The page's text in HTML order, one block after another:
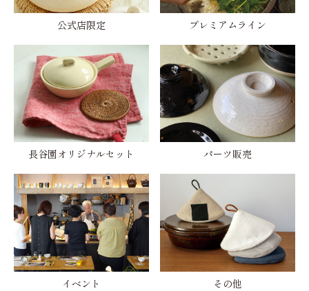
公式店限定 プレミアムライン
長谷園オリジナルセット パーツ販売
イベント その他